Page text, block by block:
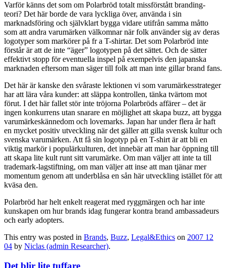
Varför känns det som om Polarbröd totalt missförstått branding-
teori? Det här borde de vara lyckliga över, använda i sin
marknadsföring och självklart bygga vidare utifrån samma måtto
som att andra varumärken välkomnar när folk använder sig av deras
logotyper som markörer på fr a T-shirtar. Det som Polarbröd inte
förstår är att de inte “äger” logotypen på det sättet. Och de sätter
effektivt stopp för eventuella inspel på exempelvis den japanska
marknaden eftersom man säger till folk att man inte gillar brand fans.
Det här är kanske den svåraste lektionen vi som varumärkesstrateger
har att lära våra kunder: att släppa kontrollen, tänka tvärtom mot
förut. I det här fallet stör inte tröjorna Polarbröds affärer – det är
ingen konkurrens utan snarare en möjlighet att skapa buzz, att bygga
varumärkeskännedom och lovemarks. Japan har under flera år haft
en mycket positiv utveckling när det gäller att gilla svensk kultur och
svenska varumärken. Att få sin logotyp på en T-shirt är att bli en
viktig markör i populärkulturen, det innebär att man har öppning till
att skapa lite kult runt sitt varumärke. Om man väljer att inte ta till
trademark-lagstiftning, om man väljer att inse att man tjänar mer
momentum genom att underblåsa en sån här utveckling istället för att
kväsa den.
Polarbröd har helt enkelt reagerat med ryggmärgen och har inte
kunskapen om hur brands idag fungerar kontra brand ambassadeurs
och early adopters.
This entry was posted in Brands, Buzz, Legal&Ethics on 2007 12
04 by Niclas (admin Researcher).
Det blir lite tuffare